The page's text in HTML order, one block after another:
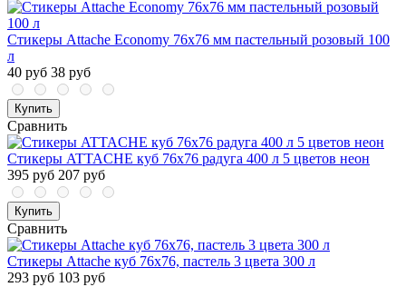
Стикеры Attache Economy 76x76 мм пастельный розовый 100
л
40 руб 38 руб
Купить
Сравнить
Стикеры ATTACHE куб 76х76 радуга 400 л 5 цветов неон
395 руб 207 руб
Купить
Сравнить
Стикеры Attache куб 76х76, пастель 3 цвета 300 л
293 руб 103 руб